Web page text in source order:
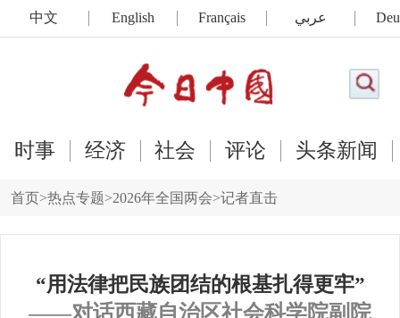
中文 English Français عربي
时事 经济 社会 评论 头条新闻
首页>热点专题>2026年全国两会>记者直击
“用法律把民族团结的根基扎得更牢”
——对话西藏自治区社会科学院副院